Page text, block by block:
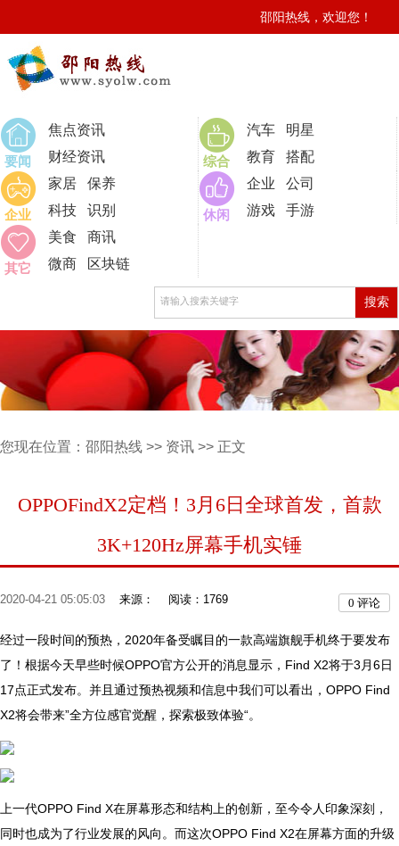
邵阳热线，欢迎您！
要闻
焦点资讯
财经资讯
综合
汽车
明星
教育
搭配
企业
家居
保养
科技
识别 休闲
企业
公司
游戏
手游
其它
美食
商讯
微商
区块链
您现在位置： 邵阳热线 >> 资讯 >> 正文
OPPOFindX2定档！3月6日全球首发，首款
3K+120Hz屏幕手机实锤
2020-04-21 05:05:03 来源： 阅读：1769 0 评论
经过一段时间的预热，2020年备受瞩目的一款高端旗舰手机终于要发布
了！根据今天早些时候OPPO官方公开的消息显示，Find X2将于3月6日
17点正式发布。并且通过预热视频和信息中我们可以看出，OPPO Find
X2将会带来”全方位感官觉醒，探索极致体验“。
上一代OPPO Find X在屏幕形态和结构上的创新，至今令人印象深刻，
同时也成为了行业发展的风向。而这次OPPO Find X2在屏幕方面的升级